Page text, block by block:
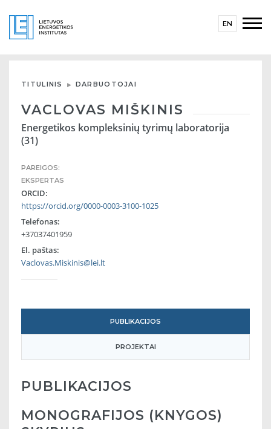
EN
TITULINIS DARBUOTOJAI
VACLOVAS MIŠKINIS
Energetikos kompleksinių tyrimų laboratorija
(31)
PAREIGOS:
EKSPERTAS
ORCID:
https://orcid.org/0000-0003-3100-1025
Telefonas:
+37037401959
El. paštas:
Vaclovas.Miskinis@lei.lt
PUBLIKACIJOS
PROJEKTAI
PUBLIKACIJOS
MONOGRAFIJOS (KNYGOS)